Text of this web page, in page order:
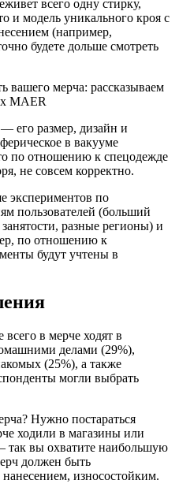
всего одну стирку,
и модель уникального кроя с
(например,
будете дольше смотреть
его размер, дизайн и
в вакууме
по отношению к спецодежде
не совсем корректно.
экспериментов по
пользователей (больший
разные регионы) и
по отношению к
будут учтены в
в мерче ходят в
делами (29%),
(25%), а также
могли выбрать
Нужно постараться
ходили в магазины или
так вы охватите наибольшую
должен быть
износостойким.